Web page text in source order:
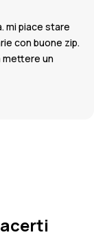
mi piace stare
con buone zip.
mettere un